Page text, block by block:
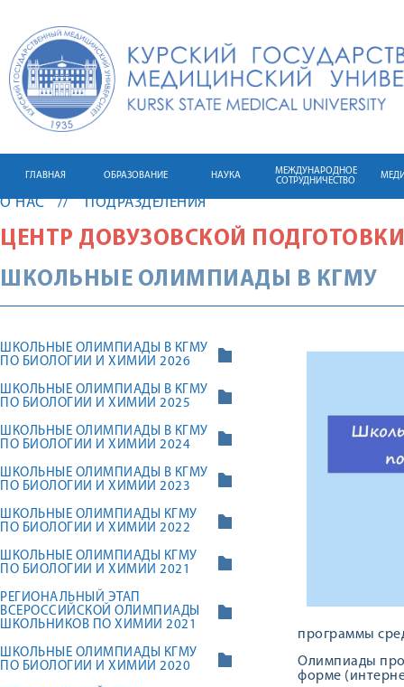
ГЛАВНАЯ ОБРАЗОВАНИЕ НАУКА
МЕЖДУНАРОДНОЕ
СОТРУДНИЧЕСТВО
О НАС ПОДРАЗДЕЛЕНИЯ
ЦЕНТР ДОВУЗОВСКОЙ
ШКОЛЬНЫЕ ОЛИМПИАДЫ В КГМУ
ШКОЛЬНЫЕ ОЛИМПИАДЫ В КГМУ
ПО БИОЛОГИИ И ХИМИИ 2026
ШКОЛЬНЫЕ ОЛИМПИАДЫ В КГМУ
ПО БИОЛОГИИ И ХИМИИ 2025
ШКОЛЬНЫЕ ОЛИМПИАДЫ В КГМУ
ПО БИОЛОГИИ И ХИМИИ 2024
ШКОЛЬНЫЕ ОЛИМПИАДЫ В КГМУ
ПО БИОЛОГИИ И ХИМИИ 2023
ШКОЛЬНЫЕ ОЛИМПИАДЫ КГМУ
ПО БИОЛОГИИ И ХИМИИ 2022
ШКОЛЬНЫЕ ОЛИМПИАДЫ КГМУ
ПО БИОЛОГИИ И ХИМИИ 2021
РЕГИОНАЛЬНЫЙ ЭТАП
ВСЕРОССИЙСКОЙ ОЛИМПИАДЫ
ШКОЛЬНИКОВ ПО ХИМИИ 2021
ШКОЛЬНЫЕ ОЛИМПИАДЫ КГМУ
ПО БИОЛОГИИ И ХИМИИ 2020
программы
Олимпиады
форме